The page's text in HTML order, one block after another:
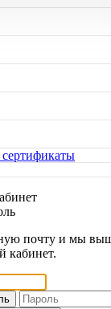
почту и мы
кабинет.